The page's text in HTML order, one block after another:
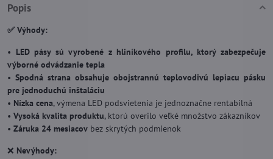
Popis
✅ Výhody:
• LED pásy sú vyrobené z hliníkového profilu, ktorý zabezpečuje
výborné odvádzanie tepla
• Spodná strana obsahuje obojstrannú teplovodivú lepiacu pásku
pre jednoduchú inštaláciu
• Nízka cena, výmena LED podsvietenia je jednoznačne rentabilná
• Vysoká kvalita produktu, ktorú overilo veľké množstvo zákazníkov
• Záruka 24 mesiacov bez skrytých podmienok
❌ Nevýhody: